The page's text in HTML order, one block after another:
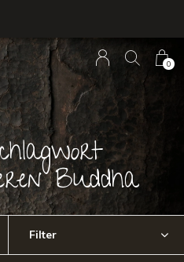
0
Buddha
Filter